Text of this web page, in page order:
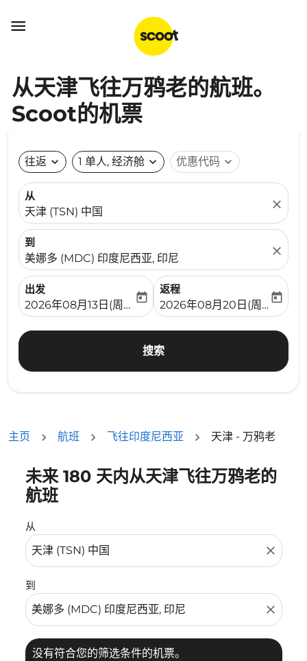

从天津飞往万鸦老的航班。
Scoot的机票
往返 expand_more 1 单人, 经济舱 expand_more 优惠代码 expand_more
从
天津 (TSN) 中国
close
到
美娜多 (MDC) 印度尼西亚, 印尼
close
出发
fc-booking-departure-date-aria-label
2026年08月13日(周四)
today
返程
fc-booking-return-date-
2026年08月20日(周四)
today
搜索
主页 航班 飞往印度尼西亚 天津 - 万鸦老
未来 180 天内从天津飞往万鸦老的
航班
从
close
到
close
没有符合您的筛选条件的机票。
没有符合您的筛选条件的机票。请调整您的筛选条件。